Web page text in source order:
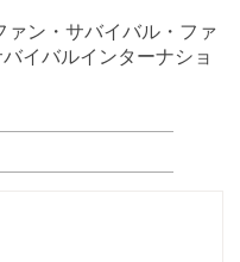
ン・サバイバル・ファ
イバルインターナショ